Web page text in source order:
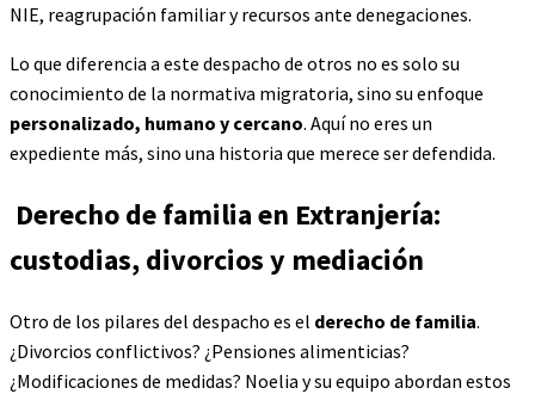
NIE, reagrupación familiar y recursos ante denegaciones.
Lo que diferencia a este despacho de otros no es solo su
conocimiento de la normativa migratoria, sino su enfoque
personalizado, humano y cercano. Aquí no eres un
expediente más, sino una historia que merece ser defendida.
Derecho de familia en Extranjería:
custodias, divorcios y mediación
Otro de los pilares del despacho es el derecho de familia.
¿Divorcios conflictivos? ¿Pensiones alimenticias?
¿Modificaciones de medidas? Noelia y su equipo abordan estos